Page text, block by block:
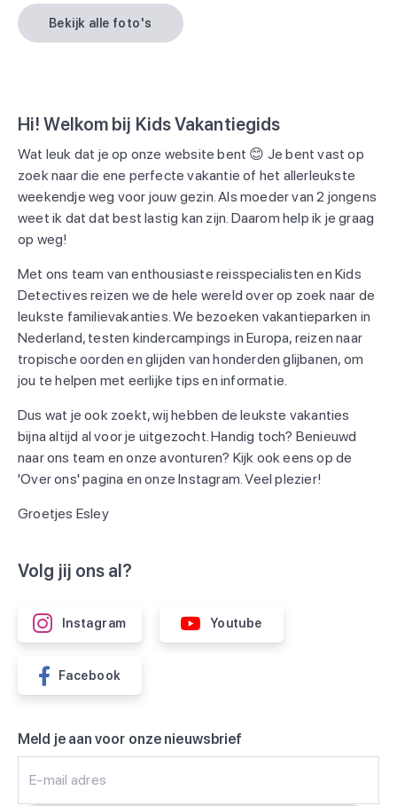
Bekijk alle foto's
Hi! Welkom bij Kids Vakantiegids
Wat leuk dat je op onze website bent 😊 Je bent vast op
zoek naar die ene perfecte vakantie of het allerleukste
weekendje weg voor jouw gezin. Als moeder van 2 jongens
weet ik dat dat best lastig kan zijn. Daarom help ik je graag
op weg!
Met ons team van enthousiaste reisspecialisten en Kids
Detectives reizen we de hele wereld over op zoek naar de
leukste familievakanties. We bezoeken vakantieparken in
Nederland, testen kindercampings in Europa, reizen naar
tropische oorden en glijden van honderden glijbanen, om
jou te helpen met eerlijke tips en informatie.
Dus wat je ook zoekt, wij hebben de leukste vakanties
bijna altijd al voor je uitgezocht. Handig toch? Benieuwd
naar ons team en onze avonturen? Kijk ook eens op de
'Over ons' pagina en onze Instagram. Veel plezier!
Groetjes Esley
Volg jij ons al?
Instagram Youtube
Facebook
Meld je aan voor onze nieuwsbrief
E-mail adres